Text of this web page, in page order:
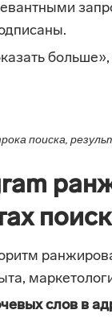
больше»,
поиска,
слов в